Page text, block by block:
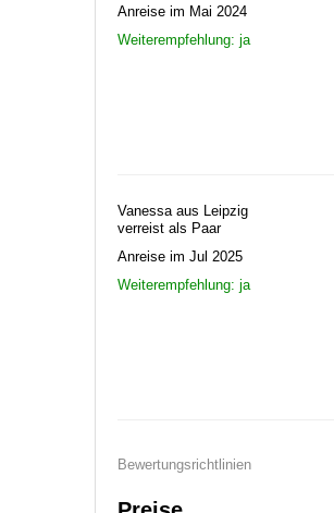
Anreise im Mai 2024
Weiterempfehlung: ja
Vanessa aus Leipzig
verreist als Paar
Anreise im Jul 2025
Weiterempfehlung: ja
Bewertungsrichtlinien